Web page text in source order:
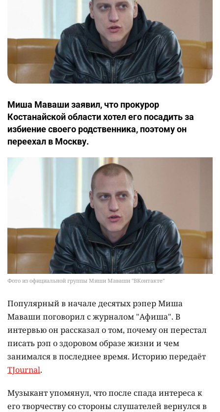
Миша Маваши заявил, что прокурор
Костанайской области хотел его посадить за
избиение своего родственника, поэтому он
переехал в Москву.
Фото из официальной группы Миши Маваши "ВКонтакте"
Популярный в начале десятых рэпер Миша
Маваши поговорил с журналом "Афиша". В
интервью он рассказал о том, почему он перестал
писать рэп о здоровом образе жизни и чем
занимался в последнее время. Историю передаёт
TJournal.
Музыкант упомянул, что после спада интереса к
его творчеству со стороны слушателей вернулся в